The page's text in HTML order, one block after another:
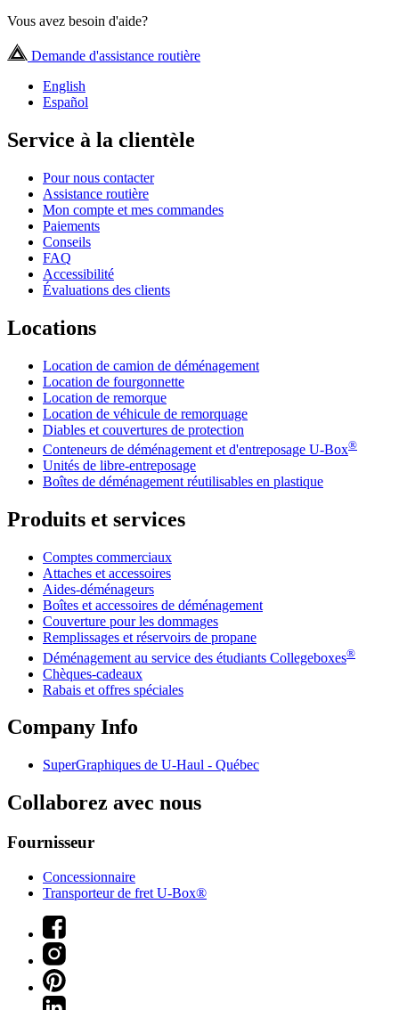
Vous avez besoin d'aide?
Demande d'assistance routière
English
Español
Service à la clientèle
Pour nous contacter
Assistance routière
Mon compte et mes commandes
Paiements
Conseils
FAQ
Accessibilité
Évaluations des clients
Locations
Location de camion de déménagement
Location de fourgonnette
Location de remorque
Location de véhicule de remorquage
Diables et couvertures de protection
Conteneurs de déménagement et d'entreposage U-Box®
Unités de libre-entreposage
Boîtes de déménagement réutilisables en plastique
Produits et services
Comptes commerciaux
Attaches et accessoires
Aides-déménageurs
Boîtes et accessoires de déménagement
Couverture pour les dommages
Remplissages et réservoirs de propane
Déménagement au service des étudiants Collegeboxes®
Chèques-cadeaux
Rabais et offres spéciales
Company Info
SuperGraphiques de U-Haul - Québec
Collaborez avec nous
Fournisseur
Concessionnaire
Transporteur de fret U-Box®